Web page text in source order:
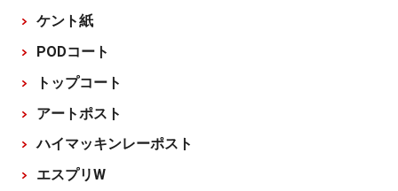
ケント紙
PODコート
トップコート
アートポスト
ハイマッキンレーポスト
エスプリW